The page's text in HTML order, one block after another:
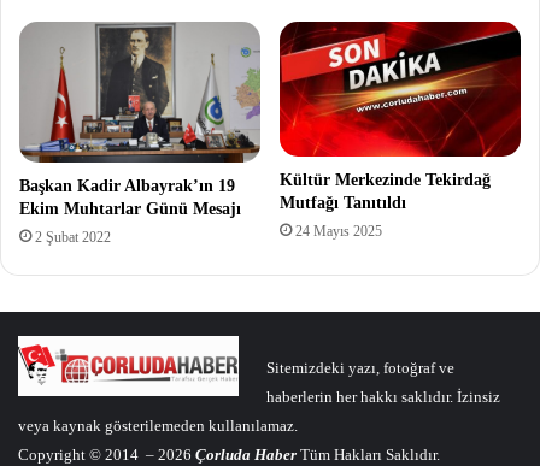
Başkan Kadir Albayrak’ın 19
Ekim Muhtarlar Günü Mesajı
2 Şubat 2022
Kültür Merkezinde Tekirdağ
Mutfağı Tanıtıldı
24 Mayıs 2025
Sitemizdeki yazı, fotoğraf ve
haberlerin her hakkı saklıdır. İzinsiz
veya kaynak gösterilemeden kullanılamaz.
Copyright © 2014 – 2026 Çorluda Haber Tüm Hakları Saklıdır.